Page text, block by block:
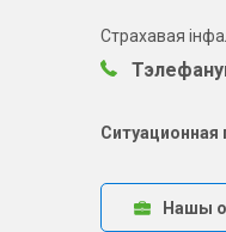
Страхавая
Нашы